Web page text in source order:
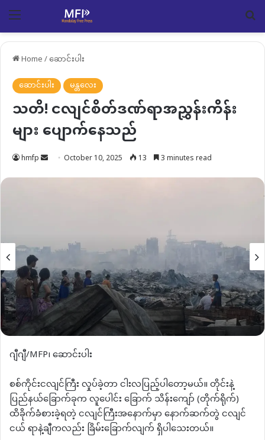
Menu
Home/ဆောင်းပါး
ဆောင်းပါး
မန္တလေး
သတိ! ငလျင်စိတ်ဒဏ်ရာအညွှန်းကိန်း
များ ပျောက်နေသည်
hmfp SendOctober 10, 2025 13 3 minutes read
ဂျီဂျီ/MFP၊ ဆောင်းပါး
စစ်ကိုင်းငလျင်ကြီး လှုပ်ခဲ့တာ ငါးလပြည့်ပါတော့မယ်။ တိုင်းနဲ့
ပြည်နယ်ခြောက်ခုက လူပေါင်း ခြောက် သိန်းကျော် (တိုက်ရိုက်)
ထိခိုက်ခံစားခဲ့ရတဲ့ ငလျင်ကြီးအနောက်မှာ နောက်ဆက်တွဲ ငလျင်
ငယ် ရာနဲ့ချီကလည်း ခြိမ်းခြောက်လျက် ရှိပါသေးတယ်။